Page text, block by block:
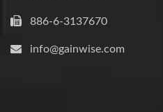
886-6-3137670
info@gainwise.com